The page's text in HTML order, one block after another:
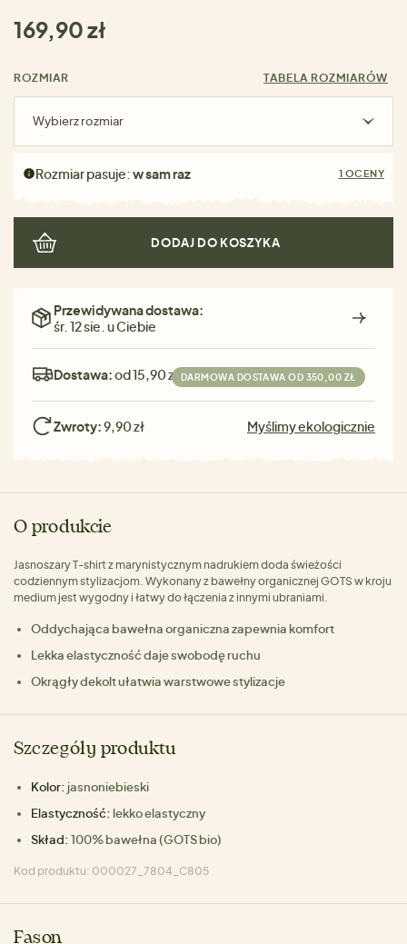
169,90 zł
ROZMIAR TABELA ROZMIARÓW
Wybierz rozmiar
Rozmiar pasuje:w sam raz 1 OCENY
DODAJ DO KOSZYKA
Przewidywana dostawa:
śr. 12 sie. u Ciebie
Dostawa:od 15,90 zł DARMOWA DOSTAWA OD 350,00 ZŁ
Zwroty:9,90 zł Myślimy ekologicznie
O produkcie
Jasnoszary T-shirt z marynistycznym nadrukiem doda świeżości
codziennym stylizacjom. Wykonany z bawełny organicznej GOTS w kroju
medium jest wygodny i łatwy do łączenia z innymi ubraniami.
Oddychająca bawełna organiczna zapewnia komfort
Lekka elastyczność daje swobodę ruchu
Okrągły dekolt ułatwia warstwowe stylizacje
Szczegóły produktu
Kolor: jasnoniebieski
Elastyczność: lekko elastyczny
Skład: 100% bawełna (GOTS bio)
Kod produktu: 000027_7804_C805
Fason